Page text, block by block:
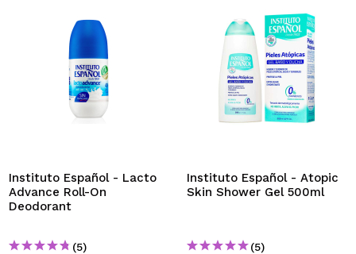
Instituto Español - Lacto
Advance Roll-On
Deodorant
(5)
Instituto Español - Atopic
Skin Shower Gel 500ml
(5)